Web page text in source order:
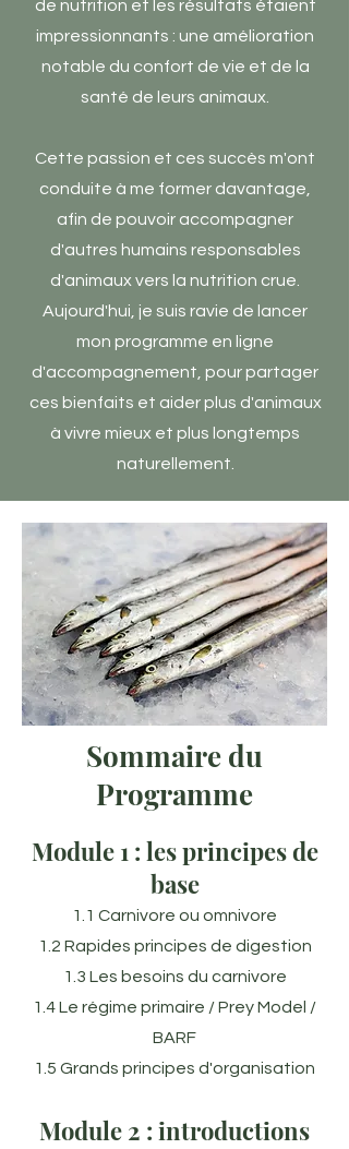
de nutrition et les résultats étaient
impressionnants : une amélioration
notable du confort de vie et de la
santé de leurs animaux.
Cette passion et ces succès m'ont
conduite à me former davantage,
afin de pouvoir accompagner
d'autres humains responsables
d'animaux vers la nutrition crue.
Aujourd'hui, je suis ravie de lancer
mon programme en ligne
d'accompagnement, pour partager
ces bienfaits et aider plus d'animaux
à vivre mieux et plus longtemps
naturellement.
Sommaire du
Programme
Module 1 : les principes de
base
1.1 Carnivore ou omnivore
1.2 Rapides principes de digestion
1.3 Les besoins du carnivore
1.4 Le régime primaire / Prey Model /
BARF
1.5 Grands principes d'organisation
Module 2 : introductions